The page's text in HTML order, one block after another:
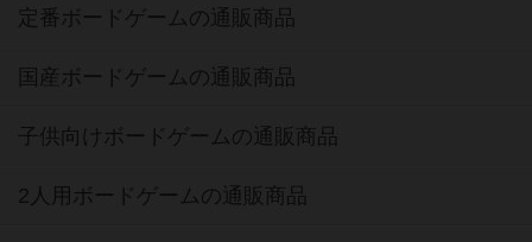
定番ボードゲームの通販商品
国産ボードゲームの通販商品
子供向けボードゲームの通販商品
2人用ボードゲームの通販商品